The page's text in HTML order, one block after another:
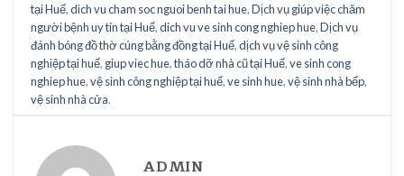
tại Huế,dich vu cham soc nguoi benh tai hue,Dịch vụ giúp việc chăm
người bệnh uy tín tại Huế,dich vu ve sinh cong nghiep hue,Dịch vụ
đánh bóng đồ thờ cúng bằng đồng tại Huế,dịch vụ vệ sinh công
nghiệp tại huế, giup viec hue,tháo dỡ nhà cũ tại Huế,ve sinh cong
nghiep hue,vệ sinh công nghiệp tại huế,ve sinh hue,vệ sinh nhà bếp,
vệ sinh nhà cửa.
ADMIN